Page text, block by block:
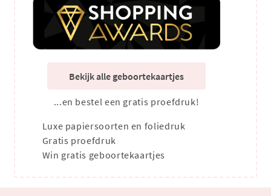
Bekijk alle geboortekaartjes
...en bestel een gratis proefdruk!
Luxe papiersoorten en foliedruk
Gratis proefdruk
Win gratis geboortekaartjes